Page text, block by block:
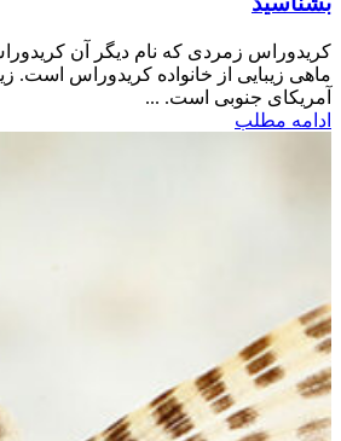
کریدوراس زمردی که نام دیگر آن
ماهی زیبایی از خانواده کریدوراس است.
آمریکای جنوبی است. ...
ادامه مطلب